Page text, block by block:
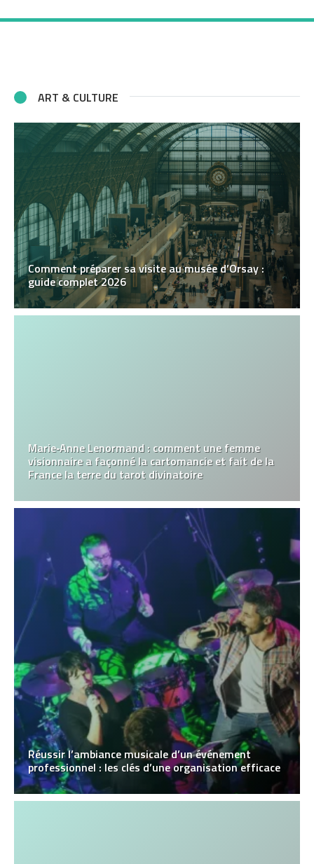
ART & CULTURE
Comment préparer sa visite au musée d’Orsay :
guide complet 2026
Marie‑Anne Lenormand : comment une femme
visionnaire a façonné la cartomancie et fait de la
France la terre du tarot divinatoire
Réussir l’ambiance musicale d’un événement
professionnel : les clés d’une organisation efficace